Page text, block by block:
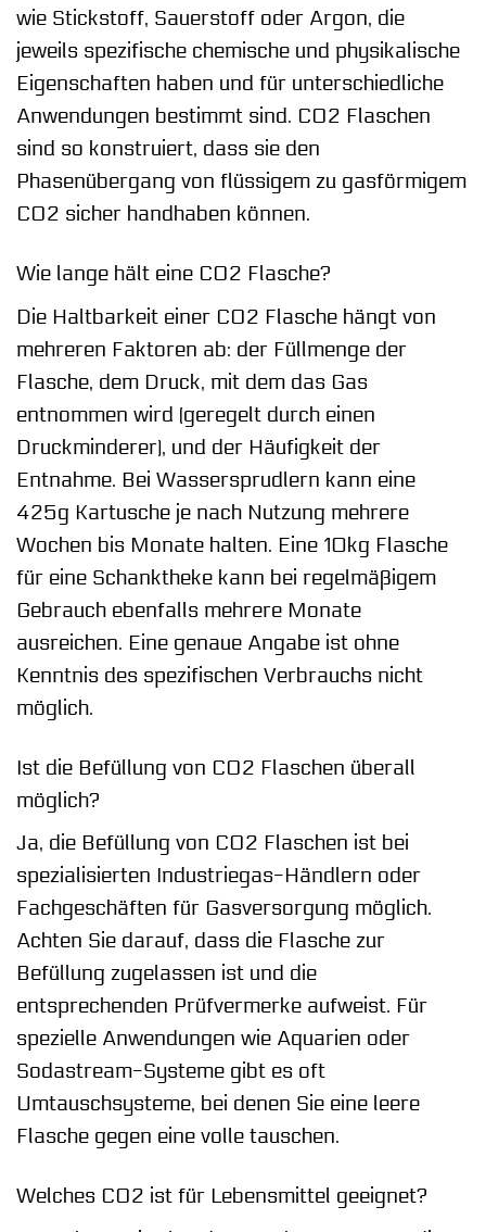
wie Stickstoff, Sauerstoff oder Argon, die
jeweils spezifische chemische und physikalische
Eigenschaften haben und für unterschiedliche
Anwendungen bestimmt sind. CO2 Flaschen
sind so konstruiert, dass sie den
Phasenübergang von flüssigem zu gasförmigem
CO2 sicher handhaben können.
Wie lange hält eine CO2 Flasche?
Die Haltbarkeit einer CO2 Flasche hängt von
mehreren Faktoren ab: der Füllmenge der
Flasche, dem Druck, mit dem das Gas
entnommen wird (geregelt durch einen
Druckminderer), und der Häufigkeit der
Entnahme. Bei Wassersprudlern kann eine
425g Kartusche je nach Nutzung mehrere
Wochen bis Monate halten. Eine 10kg Flasche
für eine Schanktheke kann bei regelmäßigem
Gebrauch ebenfalls mehrere Monate
ausreichen. Eine genaue Angabe ist ohne
Kenntnis des spezifischen Verbrauchs nicht
möglich.
Ist die Befüllung von CO2 Flaschen überall
möglich?
Ja, die Befüllung von CO2 Flaschen ist bei
spezialisierten Industriegas-Händlern oder
Fachgeschäften für Gasversorgung möglich.
Achten Sie darauf, dass die Flasche zur
Befüllung zugelassen ist und die
entsprechenden Prüfvermerke aufweist. Für
spezielle Anwendungen wie Aquarien oder
Sodastream-Systeme gibt es oft
Umtauschsysteme, bei denen Sie eine leere
Flasche gegen eine volle tauschen.
Welches CO2 ist für Lebensmittel geeignet?